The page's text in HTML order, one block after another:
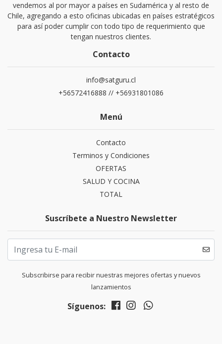
vendemos al por mayor a países en Sudamérica y al resto de
Chile, agregando a esto oficinas ubicadas en países estratégicos
para así poder cumplir con todo tipo de requerimiento que
tengan nuestros clientes.
Contacto
info@satguru.cl
+56572416888 // +56931801086
Menú
Contacto
Terminos y Condiciones
OFERTAS
SALUD Y COCINA
TOTAL
Suscríbete a Nuestro Newsletter
Subscribirse para recibir nuestras mejores ofertas y nuevos
lanzamientos
Síguenos: